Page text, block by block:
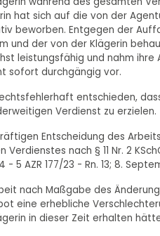
hat sich auf die von der
beworben. Entgegen der
und der von der Klägerin
leistungsfähig und nahm
sofort durchgängig vor.
entschieden,
Verdienst zu erzielen.
Entscheidung des
nach § 11 Nr. 2
5 AZR 177/23 - Rn. 13; 8.
nach Maßgabe des
eine erhebliche
in dieser Zeit erhalten